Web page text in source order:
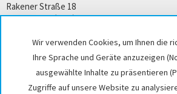
Wir verwenden Cookies, um Ihnen die
Ihre Sprache und Geräte anzuzeigen
ausgewählte Inhalte zu präsentieren
Zugriffe auf unsere Website zu
Rakener Straße 18
49733 Haren (Ems)
kontakt@emslaender.de
www.emslaender.de